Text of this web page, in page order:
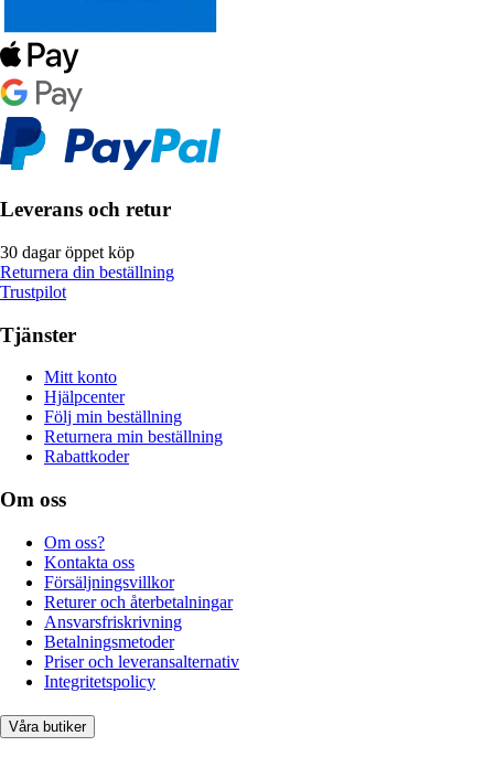
Leverans och retur
30 dagar öppet köp
Returnera din beställning
Trustpilot
Tjänster
Mitt konto
Hjälpcenter
Följ min beställning
Returnera min beställning
Rabattkoder
Om oss
Om oss?
Kontakta oss
Försäljningsvillkor
Returer och återbetalningar
Ansvarsfriskrivning
Betalningsmetoder
Priser och leveransalternativ
Integritetspolicy
Våra butiker